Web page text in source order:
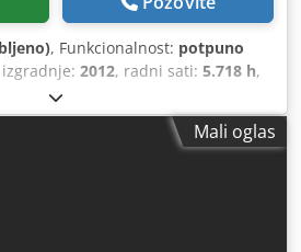
, Funkcionalnost: potpuno
2012, radni sati: 5.718 h,
Mali oglas